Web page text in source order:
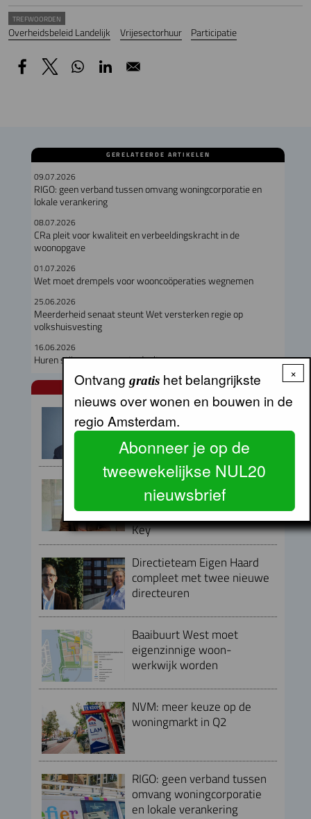
TREFWOORDEN
Overheidsbeleid Landelijk Vrijesectorhuur Participatie
GERELATEERDE ARTIKELEN
09.07.2026
RIGO: geen verband tussen omvang woningcorporatie en
lokale verankering
08.07.2026
CRa pleit voor kwaliteit en verbeeldingskracht in de
woonopgave
01.07.2026
Wet moet drempels voor wooncoöperaties wegnemen
25.06.2026
Meerderheid senaat steunt Wet versterken regie op
volkshuisvesting
16.06.2026
Huren stijgen, woonquote daalt
NUL20 NIEUWS
Armand van de Laar per 1
september aangesteld als
secretaris-directeur MRA
Peter Kranenburg nieuwe
directeur Financiën en
Bedrijfsvoering bij Lieven de
Key
Directieteam Eigen Haard
compleet met twee nieuwe
directeuren
Baaibuurt West moet
eigenzinnige woon-
werkwijk worden
NVM: meer keuze op de
woningmarkt in Q2
RIGO: geen verband tussen
omvang woningcorporatie
en lokale verankering
×
Ontvang gratishet belangrijkste
nieuws over wonen en bouwen in de
regio Amsterdam.
Abonneer je op de
tweewekelijkse NUL20
nieuwsbrief